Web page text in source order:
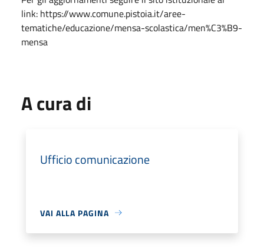
link: https://www.comune.pistoia.it/aree-
tematiche/educazione/mensa-scolastica/men%C3%B9-
mensa
A cura di
Ufficio comunicazione
VAI ALLA PAGINA